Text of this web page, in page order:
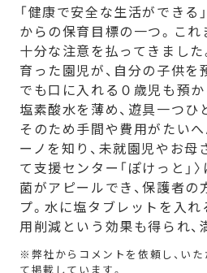
「健康で安全な生活ができる
からの保育目標の一つ。こ
十分な注意を払ってきまし
育った園児が、自分の子供を
でも口に入れる０歳児も預
塩素酸水を薄め、遊具一つひ
そのため手間や費用がたい
ーノを知り、未就園児やお母
て支援センター「ぽけっと」
菌がアピールでき、保護者
プ。水に塩タブレットを入れ
用削減という効果も得られ、